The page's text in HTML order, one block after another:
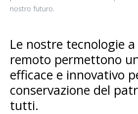
nostro futuro.
Le nostre tecnologie
remoto permettono
efficace e innovativo
conservazione del
tutti.